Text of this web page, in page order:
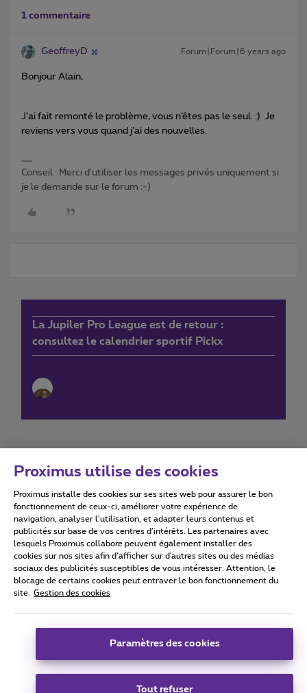
1 commentaire
GeoffreyD Forum|Forum|6 years ago
Bonjour Alain,
J’ai fait remonté le problème, vous n’êtes pas le seul. :) Je
reviens vers vous quand j’ai des nouvelles.
Conseil : Merci d'utiliser les messages privés uniquement si
je le demande sur le forum :-)
La Jupiler Pro League est de retour :
consultez le calendrier sportif Pickx
Conditions d'utilisation Accessibility statement
Tous droits réservés. © 2026 Proximus
Conditions générales, info consommateur
Coordonnées de l’entreprise
Boulevard du Roi Albert II 27 - B-1030 Bruxelles.
Proximus utilise des cookies
Proximus installe des cookies sur ses sites web pour assurer le bon
fonctionnement de ceux-ci, améliorer votre expérience de
navigation, analyser l’utilisation, et adapter leurs contenus et
publicités sur base de vos centres d’intérêts. Les partenaires avec
lesquels Proximus collabore peuvent également installer des
cookies sur nos sites afin d’afficher sur d'autres sites ou des médias
sociaux des publicités susceptibles de vous intéresser. Attention, le
blocage de certains cookies peut entraver le bon fonctionnement du
site.
Gestion des cookies
Paramètres des cookies
Tout refuser